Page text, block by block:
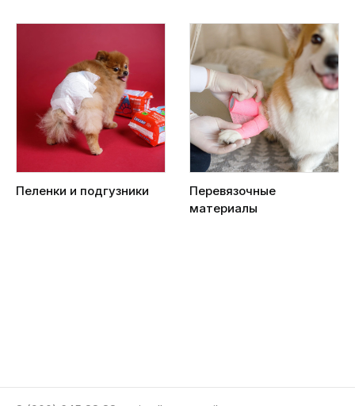
Пеленки и подгузники
Перевязочные
материалы